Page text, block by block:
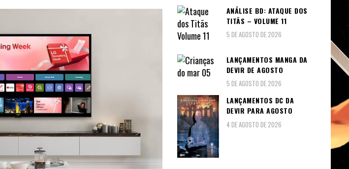
ANÁLISE BD: ATAQUE DOS
TITÃS – VOLUME 11
5 DE AGOSTO DE 2026
LANÇAMENTOS MANGA DA
DEVIR DE AGOSTO
5 DE AGOSTO DE 2026
LANÇAMENTOS DC DA
DEVIR PARA AGOSTO
4 DE AGOSTO DE 2026